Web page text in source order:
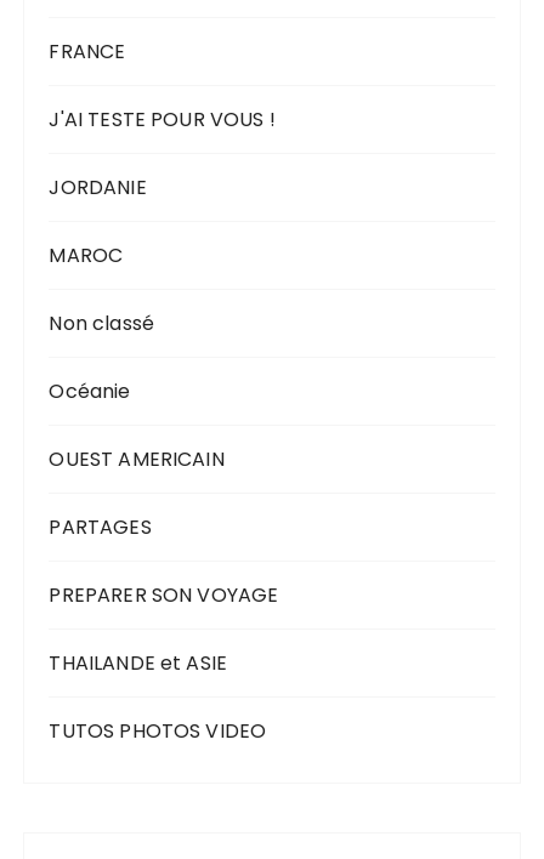
FRANCE
J'AI TESTE POUR VOUS !
JORDANIE
MAROC
Non classé
Océanie
OUEST AMERICAIN
PARTAGES
PREPARER SON VOYAGE
THAILANDE et ASIE
TUTOS PHOTOS VIDEO